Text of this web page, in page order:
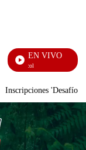
EN VIVO
Caracol
Inscripciones 'Desafío'